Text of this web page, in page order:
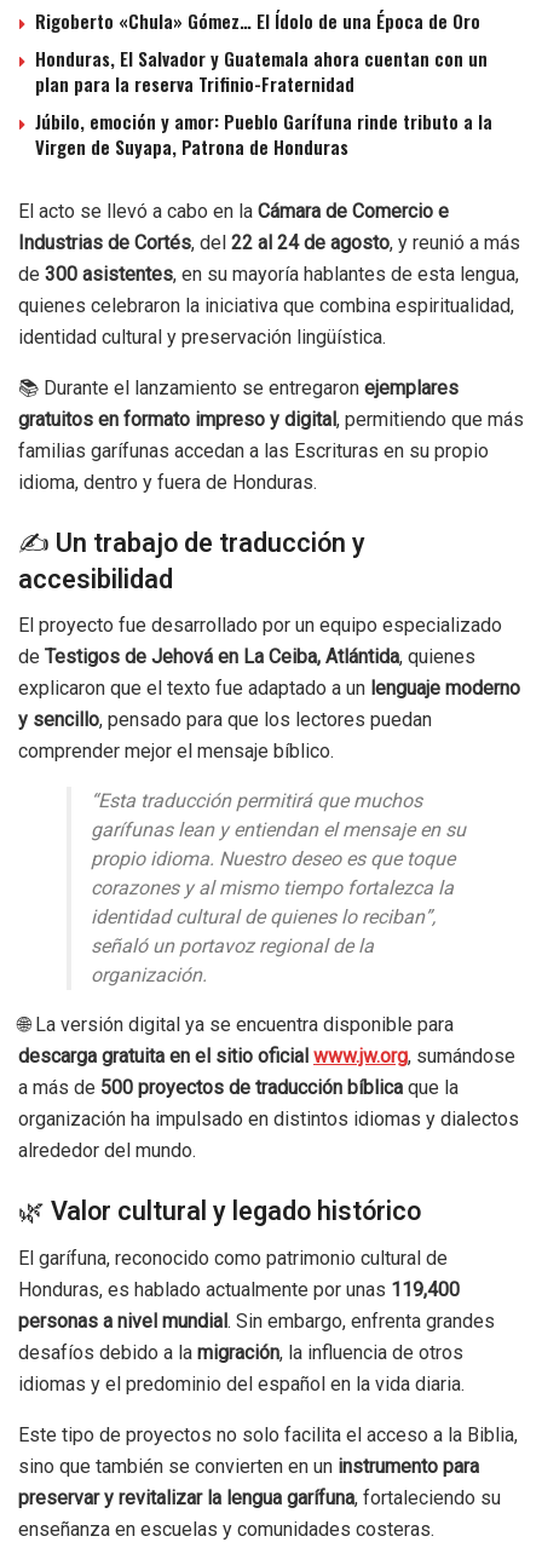
Rigoberto «Chula» Gómez… El Ídolo de una Época de Oro
Honduras, El Salvador y Guatemala ahora cuentan con un
plan para la reserva Trifinio-Fraternidad
Júbilo, emoción y amor: Pueblo Garífuna rinde tributo a la
Virgen de Suyapa, Patrona de Honduras
El acto se llevó a cabo en la Cámara de Comercio e
Industrias de Cortés, del 22 al 24 de agosto, y reunió a más
de 300 asistentes, en su mayoría hablantes de esta lengua,
quienes celebraron la iniciativa que combina espiritualidad,
identidad cultural y preservación lingüística.
📚 Durante el lanzamiento se entregaron ejemplares
gratuitos en formato impreso y digital, permitiendo que más
familias garífunas accedan a las Escrituras en su propio
idioma, dentro y fuera de Honduras.
✍️ Un trabajo de traducción y
accesibilidad
El proyecto fue desarrollado por un equipo especializado
de Testigos de Jehová en La Ceiba, Atlántida, quienes
explicaron que el texto fue adaptado a un lenguaje moderno
y sencillo, pensado para que los lectores puedan
comprender mejor el mensaje bíblico.
“Esta traducción permitirá que muchos
garífunas lean y entiendan el mensaje en su
propio idioma. Nuestro deseo es que toque
corazones y al mismo tiempo fortalezca la
identidad cultural de quienes lo reciban”,
señaló un portavoz regional de la
organización.
🌐 La versión digital ya se encuentra disponible para
descarga gratuita en el sitio oficial www.jw.org, sumándose
a más de 500 proyectos de traducción bíblica que la
organización ha impulsado en distintos idiomas y dialectos
alrededor del mundo.
🌿Valor cultural y legado histórico
El garífuna, reconocido como patrimonio cultural de
Honduras, es hablado actualmente por unas 119,400
personas a nivel mundial. Sin embargo, enfrenta grandes
desafíos debido a la migración, la influencia de otros
idiomas y el predominio del español en la vida diaria.
Este tipo de proyectos no solo facilita el acceso a la Biblia,
sino que también se convierten en un instrumento para
preservar y revitalizar la lengua garífuna, fortaleciendo su
enseñanza en escuelas y comunidades costeras.